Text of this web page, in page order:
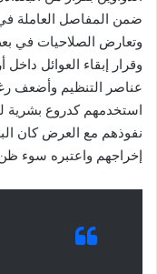
ضمن المفاصل العاملة
وتعارض الصلاحيات في
وقرار إبقاء العوائل
عناصر التنظيم وأضعف
استخدمهم كدروع بشرية
نفوذهم مع العرض كان
إخراجهم واعتبره سوء ظن